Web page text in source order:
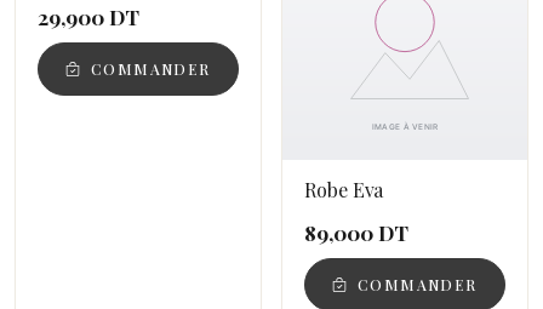
29,900 DT
COMMANDER
Robe Eva
89,000 DT
COMMANDER